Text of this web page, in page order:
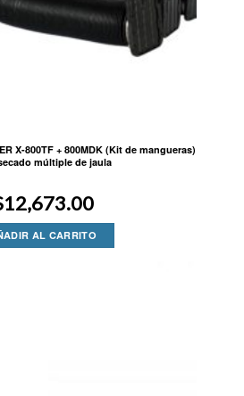
X-800TF + 800MDK (Kit de mangueras)
múltiple de jaula
12,673.00
AL CARRITO